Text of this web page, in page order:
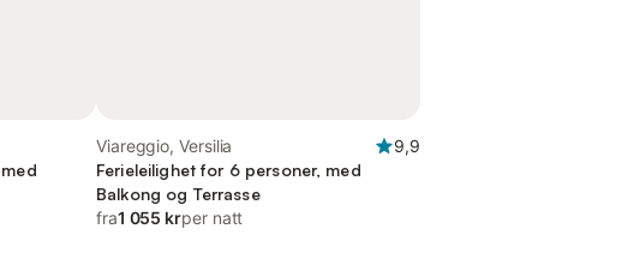
Viareggio, Versilia
9,9
Ferieleilighet for 6 personer, med
Balkong og Terrasse
fra1 055 krper natt